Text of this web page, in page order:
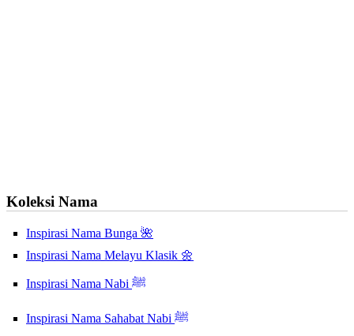
Koleksi Nama
Inspirasi Nama Bunga 🌺
Inspirasi Nama Melayu Klasik 🌼
Inspirasi Nama Nabi ﷺ
Inspirasi Nama Sahabat Nabi ﷺ